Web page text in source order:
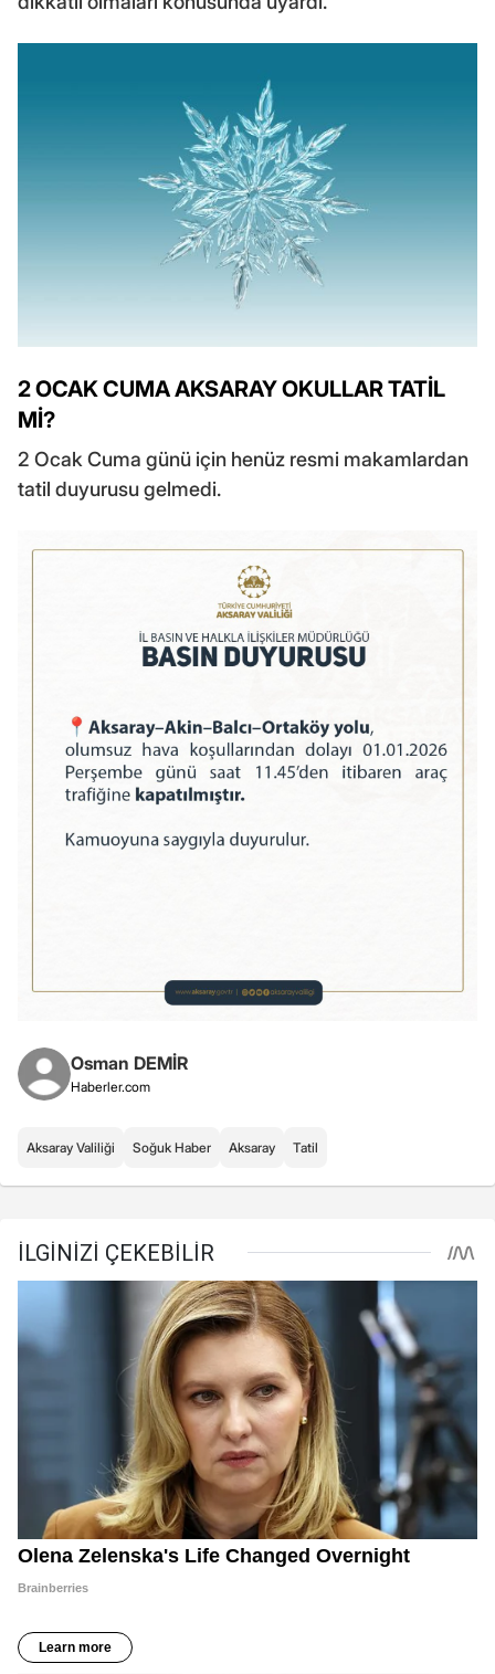
2 OCAK CUMA AKSARAY OKULLAR TATİL
Mİ?
2 Ocak Cuma günü için henüz resmi makamlardan
tatil duyurusu gelmedi.
Osman DEMİR
Haberler.com
Aksaray Valiliği Soğuk Haber Aksaray Tatil